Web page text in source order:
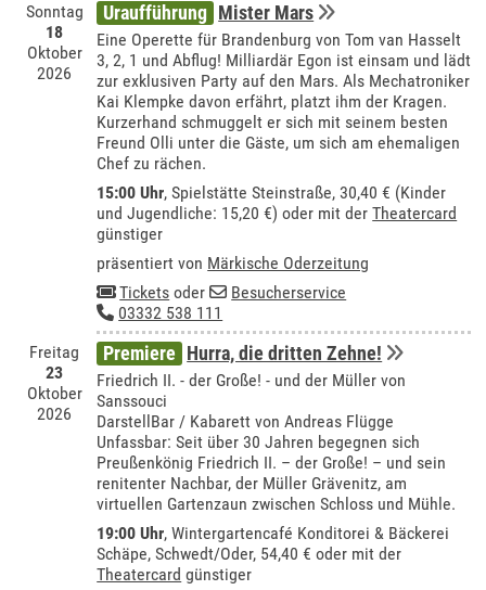
Sonntag
18
Oktober
2026
Uraufführung Mister Mars
Eine Operette für Brandenburg von Tom van Hasselt
3, 2, 1 und Abflug! Milliardär Egon ist einsam und lädt
zur exklusiven Party auf den Mars. Als Mechatroniker
Kai Klempke davon erfährt, platzt ihm der Kragen.
Kurzerhand schmuggelt er sich mit seinem besten
Freund Olli unter die Gäste, um sich am ehemaligen
Chef zu rächen.
15:00 Uhr, Spielstätte Steinstraße, 30,40 € (Kinder
und Jugendliche: 15,20 €) oder mit derTheatercard
günstiger
präsentiert von Märkische Oderzeitung
Tickets oder
Besucherservice
03332 538 111
Freitag
23
Oktober
2026
Premiere Hurra, die dritten Zehne!
Friedrich II. - der Große! - und der Müller von
Sanssouci
DarstellBar / Kabarett von Andreas Flügge
Unfassbar: Seit über 30 Jahren begegnen sich
Preußenkönig Friedrich II. – der Große! – und sein
renitenter Nachbar, der Müller Grävenitz, am
virtuellen Gartenzaun zwischen Schloss und Mühle.
19:00 Uhr,Wintergartencafé Konditorei & Bäckerei
Schäpe, Schwedt/Oder, 54,40 € oder mit der
Theatercard günstiger